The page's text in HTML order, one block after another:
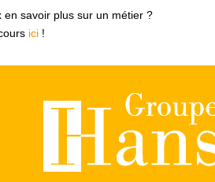
savoir plus sur un métier ?
ici !